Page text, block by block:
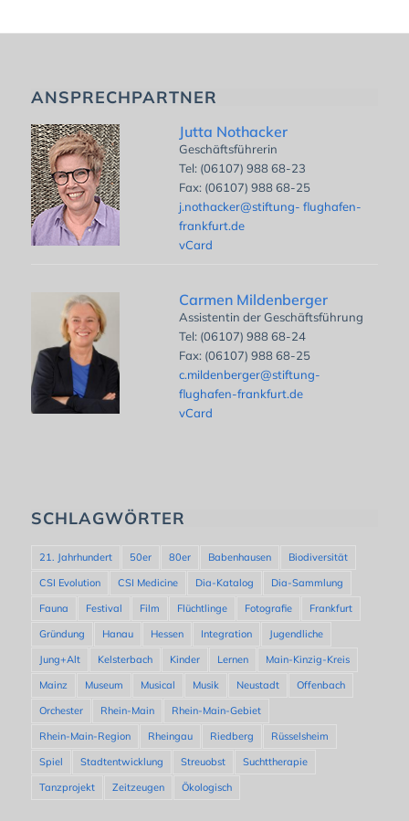
ANSPRECHPARTNER
Jutta Nothacker
Geschäftsführerin
Tel: (06107) 988 68-23
Fax: (06107) 988 68-25
j.nothacker@stiftung- flughafen-
frankfurt.de
vCard
Carmen Mildenberger
Assistentin der Geschäftsführung
Tel: (06107) 988 68-24
Fax: (06107) 988 68-25
c.mildenberger@stiftung-
flughafen-frankfurt.de
vCard
SCHLAGWÖRTER
21. Jahrhundert 50er 80er Babenhausen
Biodiversität
CSI Evolution
CSI Medicine Dia-Katalog
Dia-Sammlung
Fauna
Festival Film Flüchtlinge Fotografie
Frankfurt
Gründung
Hanau Hessen Integration
Jugendliche
Jung+Alt
Kelsterbach Kinder Lernen
Main-Kinzig-Kreis
Mainz
Museum Musical Musik Neustadt
Offenbach
Orchester
Rhein-Main
Rhein-Main-Gebiet
Rhein-Main-Region
Rheingau Riedberg
Rüsselsheim
Spiel
Stadtentwicklung Streuobst
Suchttherapie
Tanzprojekt
Zeitzeugen Ökologisch